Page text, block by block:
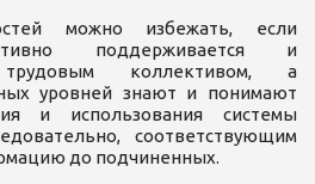
можно избежать, если
поддерживается и
коллективом, а
уровней знают и понимают
и использования системы
соответствующим
до подчиненных.